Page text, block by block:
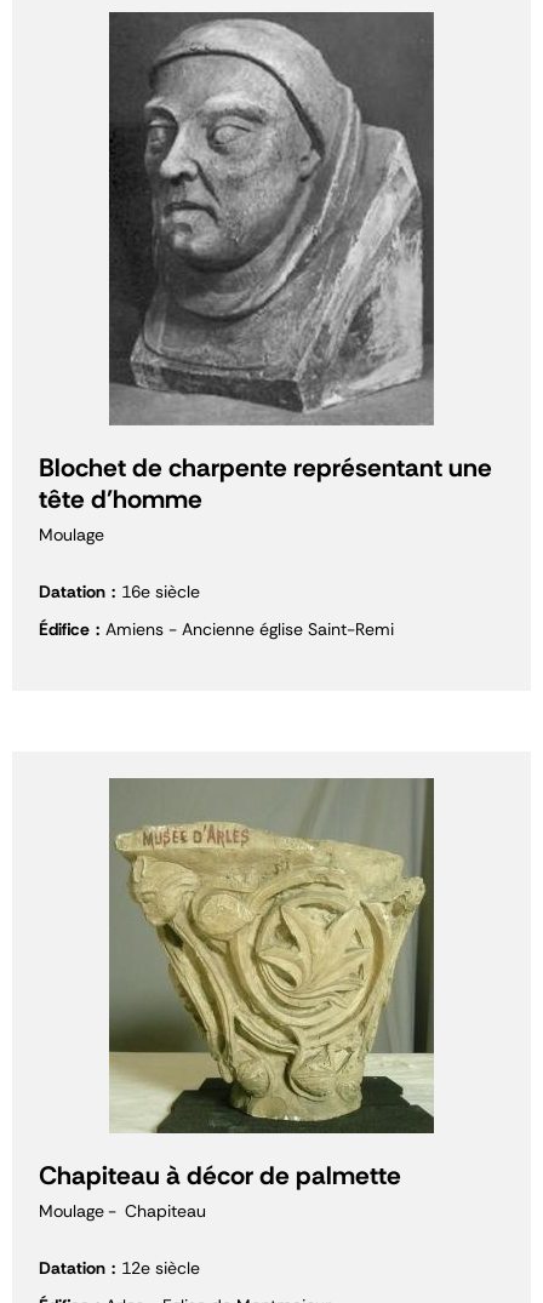
Blochet de charpente représentant une
tête d'homme
Moulage
Datation
16e siècle
Édifice
Amiens - Ancienne église Saint-Remi
Chapiteau à décor de palmette
Moulage Chapiteau
Datation
12e siècle